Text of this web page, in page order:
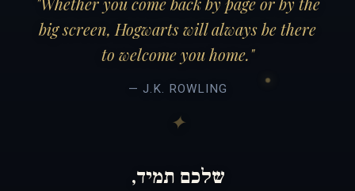
big screen, Hogwarts will always be there
to welcome you home."
— J.K. ROWLING
שלכם תמיד,